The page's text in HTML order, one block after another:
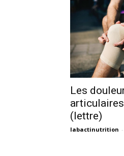
Les
(lettre)
labactinutrition -